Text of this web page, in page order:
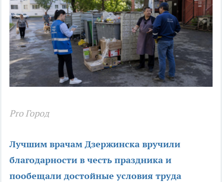
Pro Город
Лучшим врачам Дзержинска вручили
благодарности в честь праздника и
пообещали достойные условия труда